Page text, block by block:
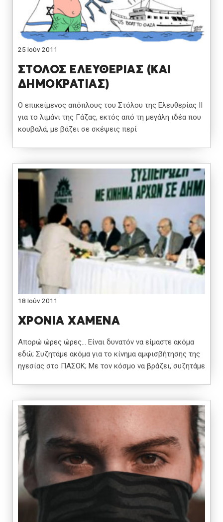
25 Ιούν 2011
ΣΤΟΛΟΣ ΕΛΕΥΘΕΡΙΑΣ (ΚΑΙ
ΔΗΜΟΚΡΑΤΙΑΣ)
Ο επικείμενος απόπλους του Στόλου της Ελευθερίας ΙΙ
για το λιμάνι της Γάζας, εκτός από τη μεγάλη ιδέα που
κουβαλά, με βάζει σε σκέψεις περί
18 Ιούν 2011
ΧΡΟΝΙΑ ΧΑΜΕΝΑ
Απορώ ώρες ώρες… Είναι δυνατόν να είμαστε ακόμα
εδώ; Συζητάμε ακόμα για το κίνημα αμφισβήτησης της
ηγεσίας στο ΠΑΣΟΚ; Με τον κόσμο να βράζει, συζητάμε